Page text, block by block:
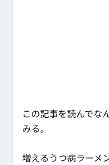
この記事を読んでな
みる。
増えるうつ病ラーメ